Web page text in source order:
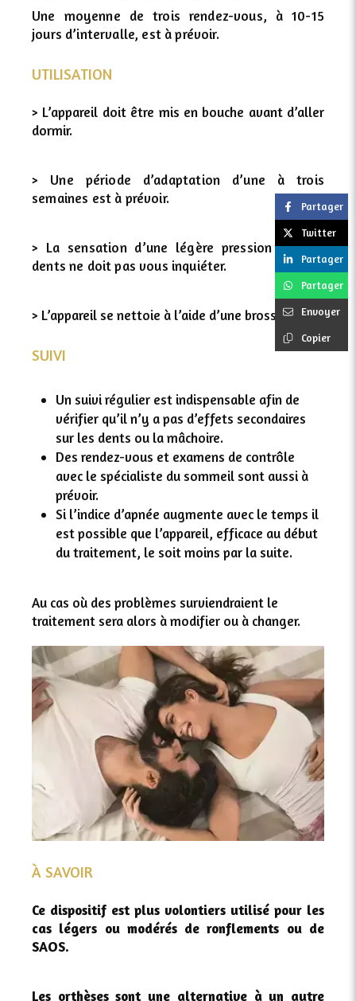
Une moyenne de trois rendez-vous, à 10-15
jours d’intervalle, est à prévoir.
UTILISATION
> L’appareil doit être mis en bouche avant d’aller
dormir.
> Une période d’adaptation d’une à trois
semaines est à prévoir.
> La sensation d’une légère pression sur les
dents ne doitpas vous inquiéter.
> L’appareil se nettoie à l’aide d’une brosse
SUIVI
Un suivi régulier est indispensable afin de
vérifier qu’il n’y a pas d’effets secondaires
sur les dents ou la mâchoire.
Des rendez-vous et examens de contrôle
avec le spécialiste du sommeil sont aussi à
prévoir.
Si l’indice d’apnée augmente avec le temps il
est possible que l’appareil, efficace au début
du traitement, le soit moins par la suite.
Au cas où des problèmes surviendraient le
traitement sera alors à modifier ou à changer.
À SAVOIR
Ce dispositif est plus volontiers utilisé pour les
cas légers ou modérés de ronflements ou de
SAOS.
Les orthèses sont une alternative à un autre
Partager
Twitter
Partager
Partager
Envoyer
Copier